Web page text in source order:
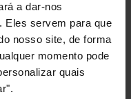
a dar-nos
Eles servem para que
nosso site, de forma
momento pode
quais
melhor
mecânico